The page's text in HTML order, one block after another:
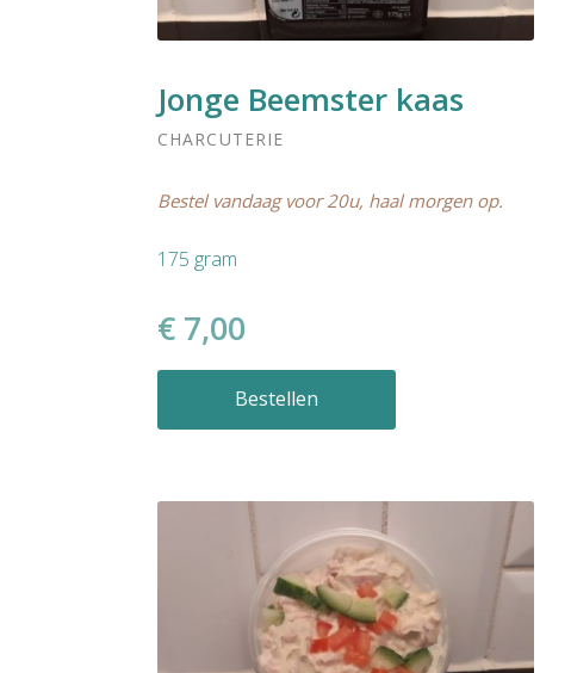
Jonge Beemster kaas
CHARCUTERIE
Bestel vandaag voor 20u, haal morgen op.
175 gram
€ 7,00
Bestellen